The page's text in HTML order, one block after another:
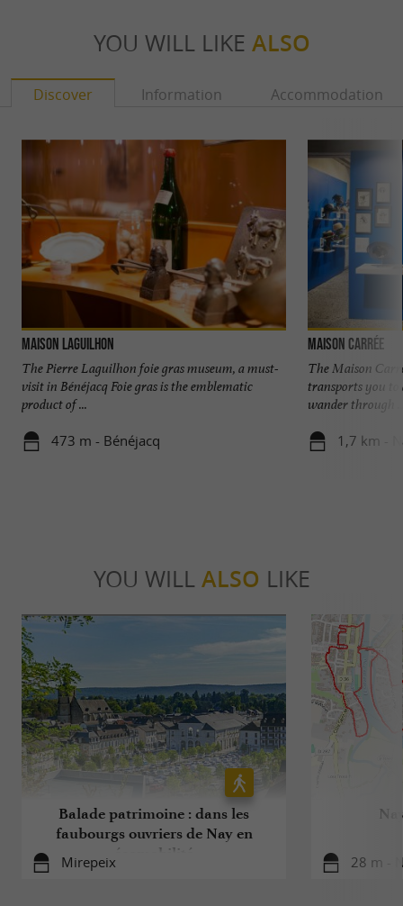
YOU WILL LIKE ALSO
Discover Information Accommodation
Maison LAGUILHON
The Pierre Laguilhon foie gras museum, a must-
visit in Bénéjacq Foie gras is the emblematic
product of ...
473 m - Bénéjacq
Maison Carrée
The Maison
transports you to
wander through
1,7 km -
YOU WILL ALSO LIKE
Balade patrimoine : dans les
faubourgs ouvriers de Nay en
écomobilité
Mirepeix 28 m -